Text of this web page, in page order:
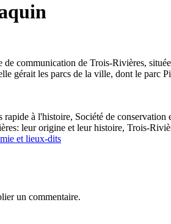
communication de Trois-Rivières,
gérait les parcs de la ville, dont le parc
rapide à l'histoire, Société de
leur origine et leur histoire, Trois-
et lieux-dits
un commentaire.